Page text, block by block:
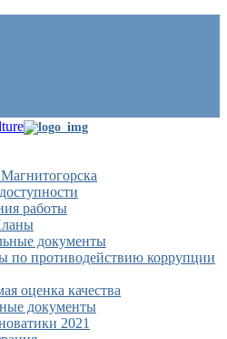
работы
документы
по противодействию коррупции
оценка качества
документы
2021